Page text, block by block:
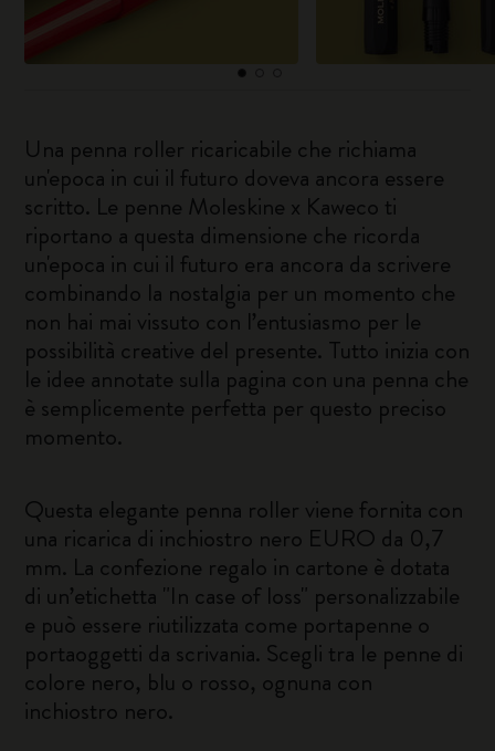
Una penna roller ricaricabile che richiama
un'epoca in cui il futuro doveva ancora essere
scritto. Le penne Moleskine x Kaweco ti
riportano a questa dimensione che ricorda
un'epoca in cui il futuro era ancora da scrivere
combinando la nostalgia per un momento che
non hai mai vissuto con l’entusiasmo per le
possibilità creative del presente. Tutto inizia con
le idee annotate sulla pagina con una penna che
è semplicemente perfetta per questo preciso
momento.
Questa elegante penna roller viene fornita con
una ricarica di inchiostro nero EURO da 0,7
mm. La confezione regalo in cartone è dotata
di un’etichetta "In case of loss" personalizzabile
e può essere riutilizzata come portapenne o
portaoggetti da scrivania. Scegli tra le penne di
colore nero, blu o rosso, ognuna con
inchiostro nero.